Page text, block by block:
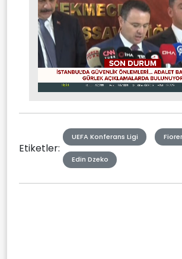
Mute Stream
Etiketler:
UEFA Konferans Ligi
Edin Dzeko